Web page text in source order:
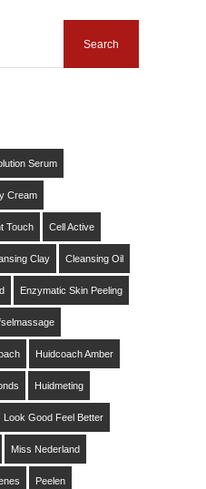
Serum
Cream
Touch Cell Active
Clay Cleansing Oil
Enzymatic Skin Peeling
Huidcoach Amber
Huidmeting
Look Good Feel Better
Miss Nederland
Peelen